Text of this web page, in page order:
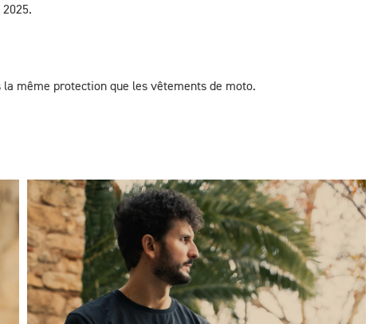
même protection que les vêtements de moto.